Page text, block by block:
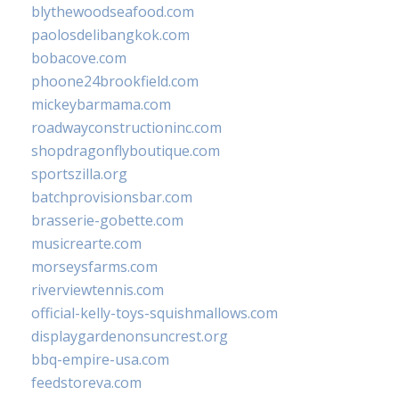
blythewoodseafood.com
paolosdelibangkok.com
bobacove.com
phoone24brookfield.com
mickeybarmama.com
roadwayconstructioninc.com
shopdragonflyboutique.com
sportszilla.org
batchprovisionsbar.com
brasserie-gobette.com
musicrearte.com
morseysfarms.com
riverviewtennis.com
official-kelly-toys-squishmallows.com
displaygardenonsuncrest.org
bbq-empire-usa.com
feedstoreva.com